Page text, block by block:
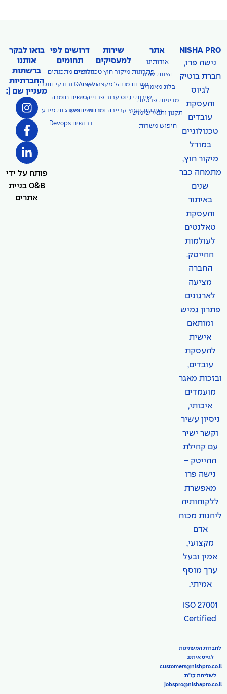
בואו לבקר
אותנו
ברשתות
החברתיות
מעניין שם (:
פותח על ידי
O&B בניית
אתרים
דרושים לפי
תחומים
דרושים מתכנתים
דרושים QA ובודקי תוכנה
דרושים חומרה
דרושים מערכות מידע
דרושים Devops
שירות
למעסיקים
פתרונות מיקור חוץ טכנולוגיים
שירות מנוהל מקצה לקצה
שירותי גיוס עבור פרוייקטים
שירותי ייעוץ קריירה ומבחני התאמה
אתר
אודותינו
הצוות שלנו
בלוג מאמרים
מדיניות פרטיות
תקנון ותנאי שימוש
חיפוש משרות
NISHA PRO
נישה פרו,
חברת בוטיק
לגיוס
והעסקת
עובדים
טכנולוגיים
במודל
מיקור חוץ,
מתמחה כבר
שנים
באיתור
והעסקת
טאלנטים
לעולמות
ההייטק.
החברה
מציעה
לארגונים
פתרון גמיש
ומותאם
אישית
להעסקת
עובדים,
ובזכות מאגר
מועמדים
איכותי,
ניסיון עשיר
וקשר ישיר
עם קהילת
ההייטק –
נישה פרו
מאפשרת
ללקוחותיה
ליהנות מכוח
אדם
מקצועי,
אמין ובעל
ערך מוסף
אמיתי.
ISO 27001
Certified
לחברות המעונינות
לגייס איתנו:
customers@nishpro.co.il
לשליחת קו"ח:
jobspro@nishapro.co.il